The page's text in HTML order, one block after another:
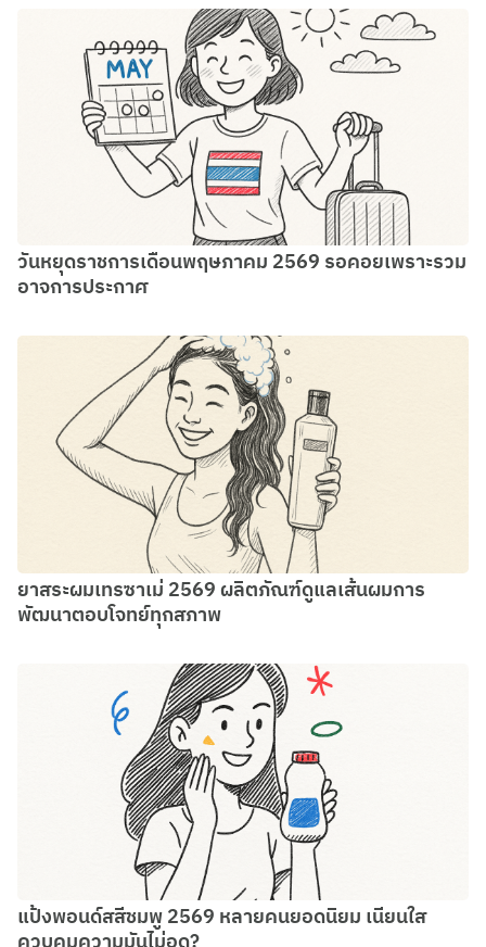
วันหยุดราชการเดือนพฤษภาคม 2569 รอคอยเพราะรวม
อาจการประกาศ
ยาสระผมเทรซาเม่ 2569 ผลิตภัณฑ์ดูแลเส้นผมการ
พัฒนาตอบโจทย์ทุกสภาพ
แป้งพอนด์สสีชมพู 2569 หลายคนยอดนิยม เนียนใส